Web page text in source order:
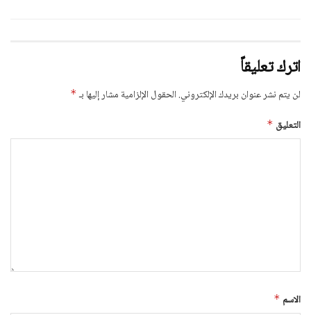
اترك تعليقاً
لن يتم نشر عنوان بريدك الإلكتروني. الحقول الإلزامية مشار إليها بـ*
التعليق *
الاسم *